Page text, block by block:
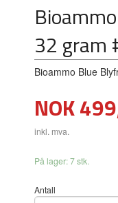
32 gram
Bioammo Blue
Pris
NOK
inkl. mva.
På lager: 7 stk.
Antall